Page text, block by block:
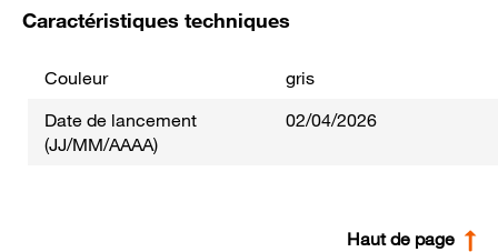
Caractéristiques techniques
Couleur
gris
Date de lancement
(JJ/MM/AAAA)
02/04/2026
Haut de page